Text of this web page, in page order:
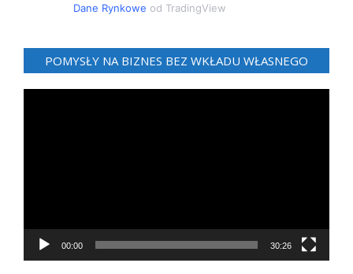
Dane Rynkowe od TradingView
POMYSŁY NA BIZNES BEZ WKŁADU WŁASNEGO
00:00 30:26